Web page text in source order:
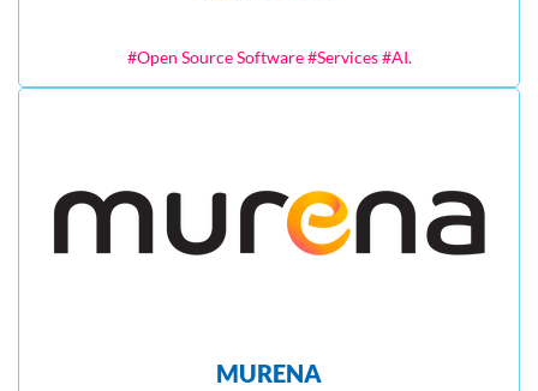
#Open Source Software #Services #AI.
MURENA